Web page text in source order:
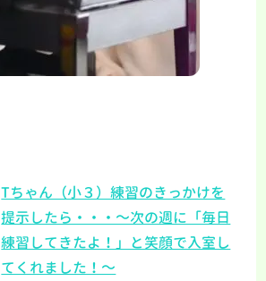
Tちゃん（小３）練習のきっかけを
提示したら・・・～次の週に「毎日
練習してきたよ！」と笑顔で入室し
てくれました！～